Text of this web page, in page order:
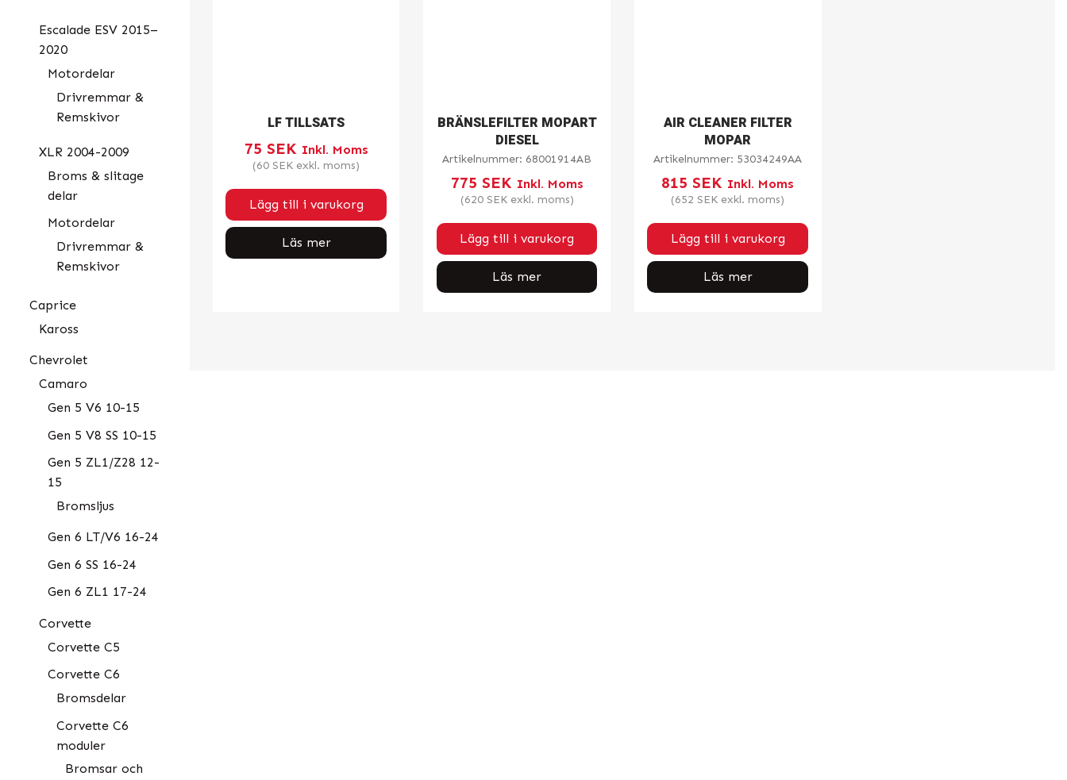
Escalade ESV 2015–
2020
Motordelar
Drivremmar &
Remskivor
XLR 2004-2009
Broms & slitage
delar
Motordelar
Drivremmar &
Remskivor
Caprice
Kaross
Chevrolet
Camaro
Gen 5 V6 10-15
Gen 5 V8 SS 10-15
Gen 5 ZL1/Z28 12-
15
Bromsljus
Gen 6 LT/V6 16-24
Gen 6 SS 16-24
Gen 6 ZL1 17-24
Corvette
Corvette C5
Corvette C6
Bromsdelar
Corvette C6
moduler
Bromsar och
LF TILLSATS
75 SEK Inkl. Moms
(60 SEK exkl. moms)
Lägg till i varukorg
Läs mer
BRÄNSLEFILTER MOPART
DIESEL
Artikelnummer: 68001914AB
775 SEK Inkl. Moms
(620 SEKexkl. moms)
Lägg till i varukorg
Läs mer
AIR CLEANER FILTER
MOPAR
Artikelnummer: 53034249AA
815 SEK Inkl. Moms
(652 SEK exkl. moms)
Lägg till i varukorg
Läs mer